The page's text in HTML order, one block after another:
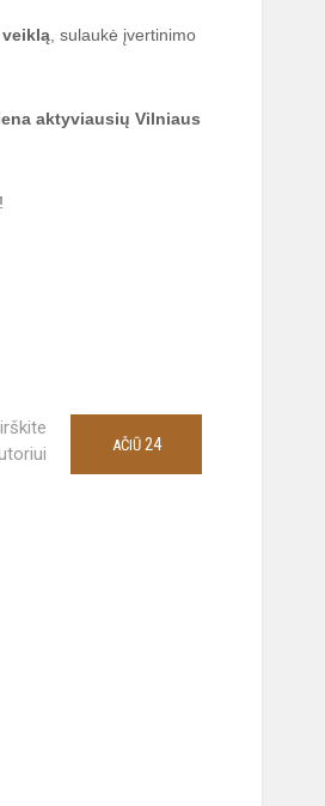
, sulaukė įvertinimo
aktyviausių Vilniaus
AČIŪ 24